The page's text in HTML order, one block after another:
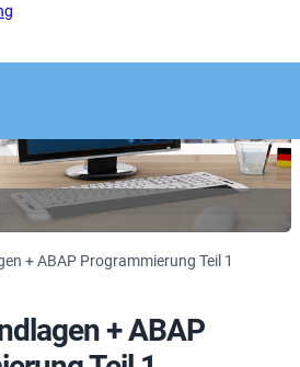
+ ABAP Programmierung Teil 1
+ ABAP